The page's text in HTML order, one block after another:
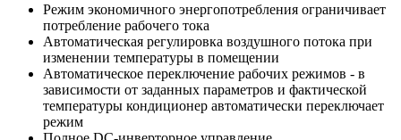
Режим экономичного энергопотребления ограничивает
потребление рабочего тока
Автоматическая регулировка воздушного потока при
изменении температуры в помещении
Автоматическое переключение рабочих режимов - в
зависимости от заданных параметров и фактической
температуры кондиционер автоматически переключает
режим